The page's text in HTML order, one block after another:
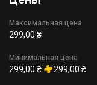
Максимальная цена
299,00 ₴
Минимальная цена
299,00 ₴ 299,00 ₴